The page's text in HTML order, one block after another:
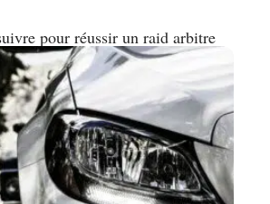
pour réussir un raid arbitre